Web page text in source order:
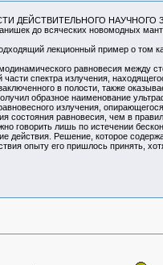
ДЕЙСТВИТЕЛЬНОГО НАУЧНОГО
до всяческих новомодных
лекционный пример о том
равновесия между
спектра излучения,
в полости, также
образное наименование
излучения,
состояния равновесия, чем в
говорить лишь по истечении
действия. Решение, которое
опыту его пришлось принять,